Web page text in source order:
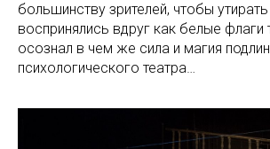
большинству зрителей, чтобы
воспринялись вдруг как белые флаги
осознал в чем же сила и магия
психологического театра…